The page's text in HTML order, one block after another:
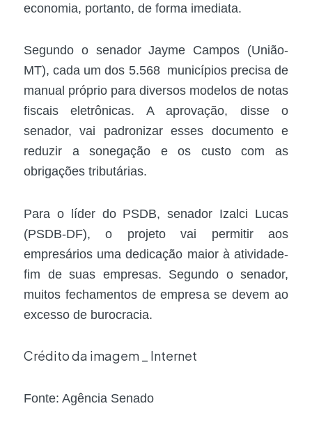
economia, portanto, de forma imediata.
Segundo o senador Jayme Campos (União-
MT), cada um dos 5.568 municípios precisa de
manual próprio para diversos modelos de notas
fiscais eletrônicas. A aprovação, disse o
senador, vai padronizar esses documento e
reduzir a sonegação e os custo com as
obrigações tributárias.
Para o líder do PSDB, senador Izalci Lucas
(PSDB-DF), o projeto vai permitir aos
empresários uma dedicação maior à atividade-
fim de suas empresas. Segundo o senador,
muitos fechamentos de empresa se devem ao
excesso de burocracia.
Crédito da imagem _ Internet
Fonte: Agência Senado